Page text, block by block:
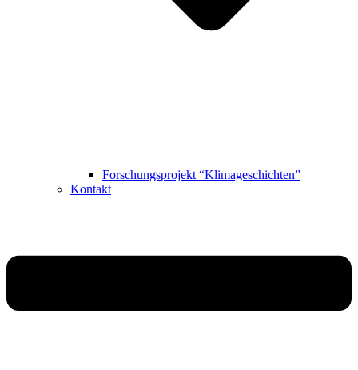
Forschungsprojekt “Klimageschichten”
Kontakt